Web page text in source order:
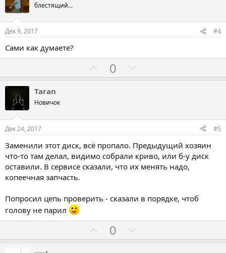
в
с
в
а
ь
с
в
а
ь
о
и
в
блестящий...
Дек 9, 2017 #4
Сами как думаете?
о
с
в
а
т
а
0
о
с
в
а
т
р
т
и
Taran
Новичок
Дек 24, 2017 #5
Заменили этот диск, всё пропало. Предыдущий хозяин
что-то там делал, видимо собрали криво, или б-у диск
оставили. В сервисе сказали, что их менять надо,
копеечная запчасть.
Попросил цепь проверить - сказали в порядке, чтоб
голову не парил
о
0
о